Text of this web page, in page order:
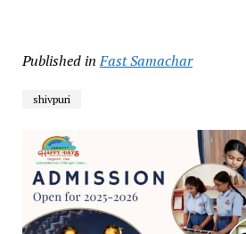
Published in Fast Samachar
shivpuri